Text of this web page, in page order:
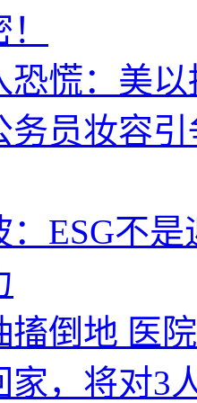
恐慌：美
务员妆容
：ESG不
搐倒地 医
家，将对3